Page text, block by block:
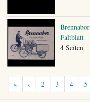
Brennabor
Faltblatt
4 Seiten
« ‹ 2 3 4 5